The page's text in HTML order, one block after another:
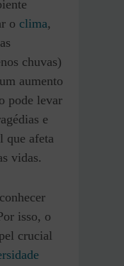
o clima,
chuvas)
aumento
pode levar
e
que afeta
vidas.
isso, o
crucial